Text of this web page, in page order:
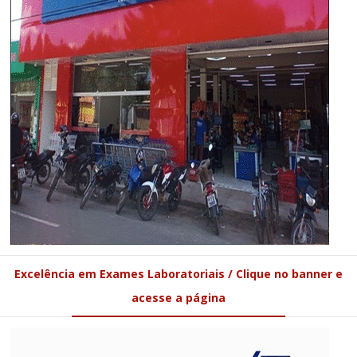
Excelência em Exames Laboratoriais / Clique no banner e
acesse a página